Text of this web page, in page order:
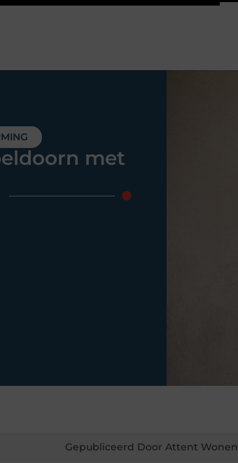
met
Gepubliceerd Door Attent Wonen